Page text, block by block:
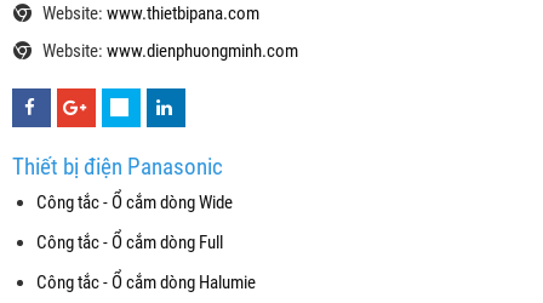
Website: www.thietbipana.com
Website: www.dienphuongminh.com
Thiết bị điện Panasonic
Công tắc - Ổ cắm dòng Wide
Công tắc - Ổ cắm dòng Full
Công tắc - Ổ cắm dòng Halumie